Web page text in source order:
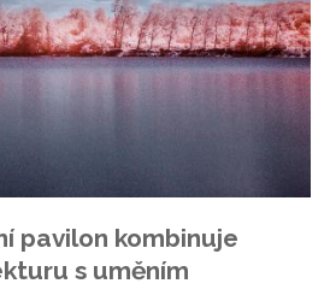
pavilon kombinuje
s uměním